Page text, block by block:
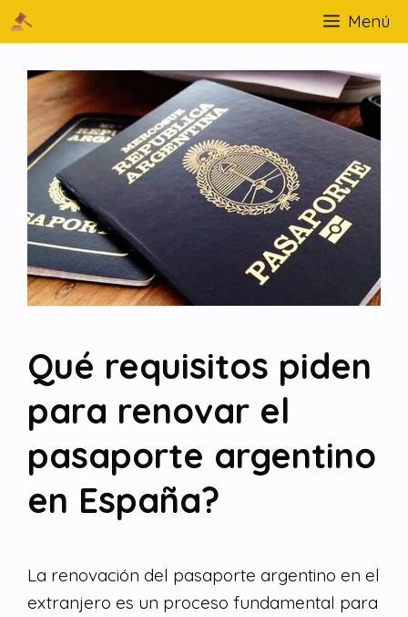
Menú
Qué requisitos piden
para renovar el
pasaporte argentino
en España?
La renovación del pasaporte argentino en el
extranjero es un proceso fundamental para